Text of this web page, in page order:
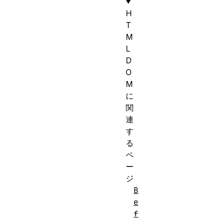
H
T
M
L
D
O
M
に
関
連
す
る
ペ
ー
ジ
B
e
f